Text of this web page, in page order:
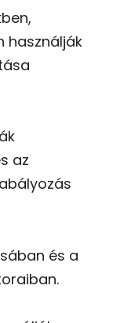
használják
az
és a